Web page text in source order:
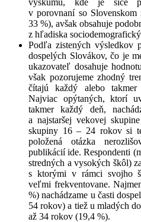
výskumu, kde je síce
v porovnaní so Slovenskom
33 %), avšak obsahuje
z hľadiska
Podľa zistených výsledkov
dospelých Slovákov, čo je
ukazovateľ dosahuje
však pozorujeme zhodný
čítajú každý alebo
Najviac opýtaných, ktorí
takmer každý deň,
a najstaršej vekovej
skupiny 16 – 24 rokov si
položená otázka
publikácií ide. Respondenti
stredných a vysokých škôl)
s ktorými v rámci svojho
veľmi frekventovane.
%) nachádzame u časti
54 rokov) a tiež u mladých
až 34 rokov (19,4 %).